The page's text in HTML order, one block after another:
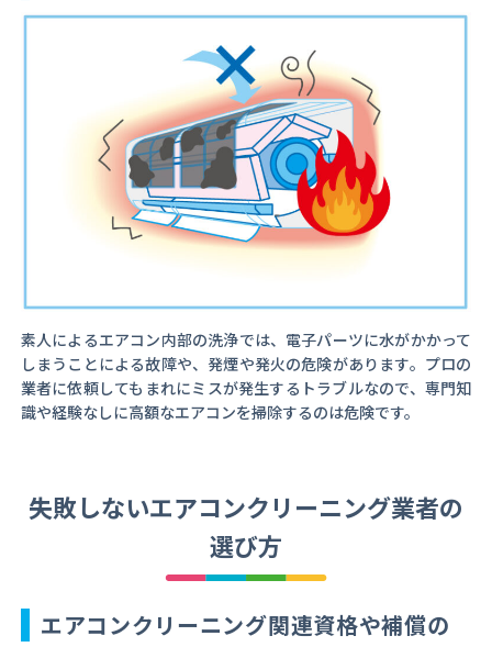
素人によるエアコン内部の洗浄では、電子パーツに水がかかって
しまうことによる故障や、発煙や発火の危険があります。プロの
業者に依頼してもまれにミスが発生するトラブルなので、専門知
識や経験なしに高額なエアコンを掃除するのは危険です。
失敗しないエアコンクリーニング業者の
選び方
エアコンクリーニング関連資格や補償の